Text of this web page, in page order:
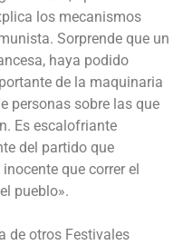
los mecanismos
Sorprende que un
haya podido
de la maquinaria
personas sobre las que
Es escalofriante
del partido que
que correr el
pueblo».
de otros Festivales